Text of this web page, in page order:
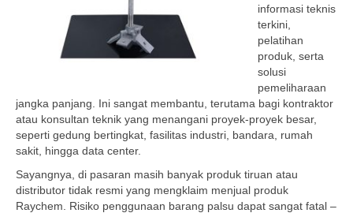
informasi teknis
terkini,
pelatihan
produk, serta
solusi
pemeliharaan
jangka panjang. Ini sangat membantu, terutama bagi kontraktor
atau konsultan teknik yang menangani proyek-proyek besar,
seperti gedung bertingkat, fasilitas industri, bandara, rumah
sakit, hingga data center.
Sayangnya, di pasaran masih banyak produk tiruan atau
distributor tidak resmi yang mengklaim menjual produk
Raychem. Risiko penggunaan barang palsu dapat sangat fatal –